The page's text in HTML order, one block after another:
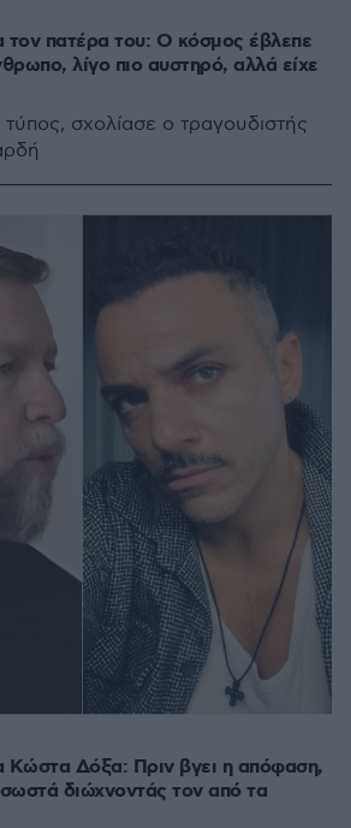
τον πατέρα του: Ο κόσμος έβλεπε
λίγο πιο αυστηρό, αλλά είχε
σχολίασε ο τραγουδιστής
Κώστα Δόξα: Πριν βγει η απόφαση,
διώχνοντάς τον από τα